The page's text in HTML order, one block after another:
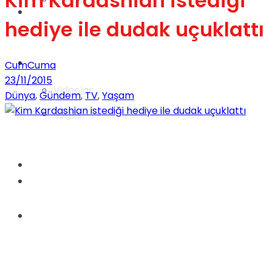
Videolar
Gündem
Yaşam
Sağlık
hediye ile dudak uçuklattı
CumCuma
23/11/2015
Dünya,Gündem,TV,Yaşam